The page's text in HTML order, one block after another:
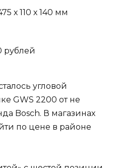
х 110 х 140 мм
рублей
угловой
GWS 2200 от не
Bosch. В магазинах
по цене в районе